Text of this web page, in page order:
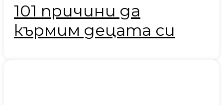
101 причини да
кърмим децата си